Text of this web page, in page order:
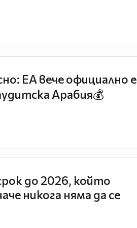
EA вече официално е
Арабия💰
до 2026, който
никога няма да се